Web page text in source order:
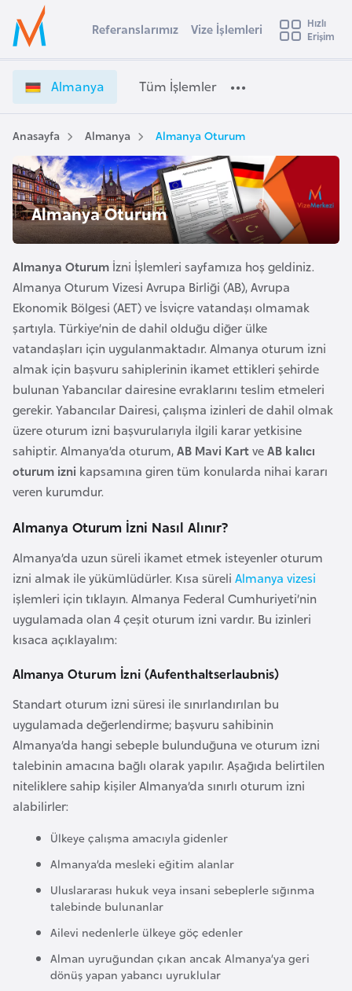
Ülke Seçimi
Başvuru yapmak istediğiniz ülkeyi seçin
Üye
Girişi
l
a
n
a
V
i
z
e
İ
ş
l
e
m
e
r
i
e
ş
i
Referanslarımız Vize İşlemleri
Hızlı
Erişim
Almanya Tüm İşlemler
Anasayfa Almanya Almanya Oturum
Almanya Oturum
Almanya Oturum İzni İşlemleri sayfamıza hoş geldiniz.
Almanya Oturum Vizesi Avrupa Birliği (AB), Avrupa
Ekonomik Bölgesi (AET) ve İsviçre vatandaşı olmamak
şartıyla. Türkiye’nin de dahil olduğu diğer ülke
vatandaşları için uygulanmaktadır. Almanya oturum izni
almak için başvuru sahiplerinin ikamet ettikleri şehirde
bulunan Yabancılar dairesine evraklarını teslim etmeleri
gerekir. Yabancılar Dairesi, çalışma izinleri de dahil olmak
üzere oturum izni başvurularıyla ilgili karar yetkisine
sahiptir. Almanya’da oturum,AB Mavi KartveAB kalıcı
oturum izni kapsamına giren tüm konularda nihai kararı
veren kurumdur.
Almanya Oturum İzni Nasıl Alınır?
Almanya’da uzun süreli ikamet etmek isteyenler oturum
izni almak ile yükümlüdürler. Kısa süreli Almanya vizesi
işlemleri için tıklayın. Almanya Federal Cumhuriyeti’nin
uygulamada olan 4 çeşit oturum izni vardır. Bu izinleri
kısaca açıklayalım:
Almanya Oturum İzni (Aufenthaltserlaubnis)
Standart oturum izni süresi ile sınırlandırılan bu
uygulamada değerlendirme; başvuru sahibinin
Almanya’da hangi sebeple bulunduğuna ve oturum izni
talebinin amacına bağlı olarak yapılır. Aşağıda belirtilen
niteliklere sahip kişiler Almanya’da sınırlı oturum izni
alabilirler:
Ülkeye çalışma amacıyla gidenler
Almanya’da mesleki eğitim alanlar
Uluslararası hukuk veya insani sebeplerle sığınma
talebinde bulunanlar
Ailevi nedenlerle ülkeye göç edenler
Alman uyruğundan çıkan ancak Almanya’ya geri
dönüş yapan yabancı uyruklular
s
t
r
a
A
v
u
t
u
r
y
a
A
z
e
r
b
y
a
n
B
h
e
y
n
B